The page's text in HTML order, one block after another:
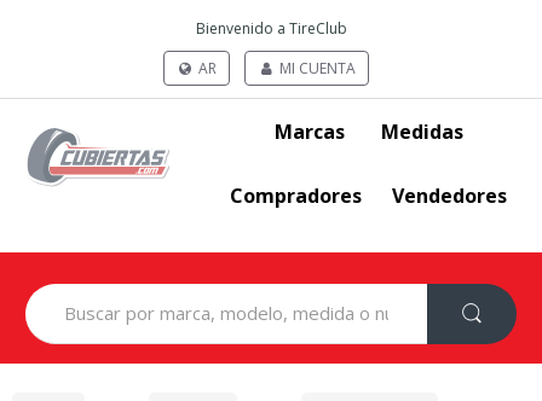
Bienvenido a TireClub
AR
MI CUENTA
Marcas Medidas
Compradores Vendedores
Search
for: